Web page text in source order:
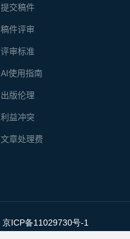
提交稿件
稿件评审
评审标准
AI使用指南
出版伦理
利益冲突
文章处理费
京ICP备11029730号-1